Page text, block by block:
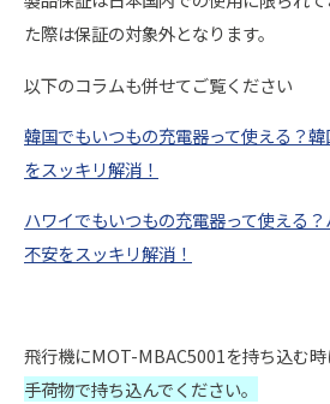
た際は保証の対象外となります。
以下のコラムも併せてご覧ください
韓国でもいつもの充電器って使える？
をスッキリ解消！
ハワイでもいつもの充電器って使える
不安をスッキリ解消！
飛行機にMOT-MBAC5001を持ち込む時
手荷物で持ち込んでください。